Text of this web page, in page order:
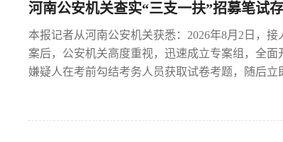
河南公安机关查实“三支一扶”招募笔试
本报记者从河南公安机关获悉：2026年8月2日，
案后，公安机关高度重视，迅速成立专案组，全面
嫌疑人在考前勾结考务人员获取试卷考题，随后立